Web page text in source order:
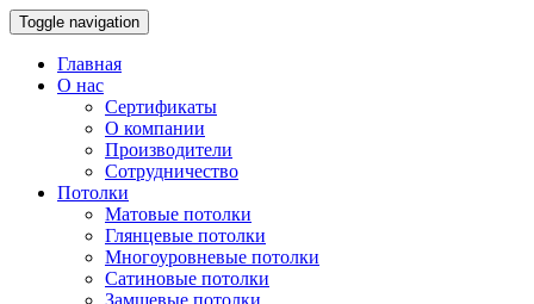
Toggle navigation
Главная
О нас
Сертификаты
О компании
Производители
Сотрудничество
Потолки
Матовые потолки
Глянцевые потолки
Многоуровневые потолки
Сатиновые потолки
Замшевые потолки